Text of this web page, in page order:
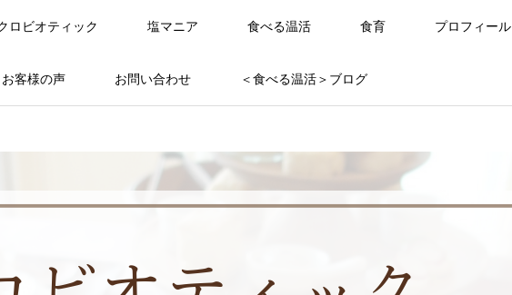
ロビオティック 塩マニア 食べる温活 食育 プロフィール
お客様の声 お問い合わせ ＜食べる温活＞ブログ